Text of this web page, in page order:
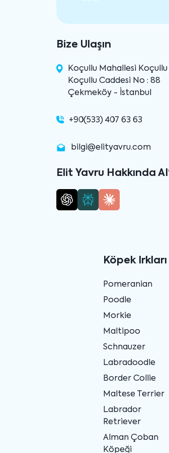
Köpek Irkları
Pomeranian
Poodle
Morkie
Maltipoo
Schnauzer
Labradoodle
Border Collie
Maltese Terrier
Labrador
Retriever
Alman Çoban
Köpeği
Bize Ulaşın
Koçullu Mahallesi Koçullu
Koçullu Caddesi No : 88
Çekmeköy - İstanbul
+90(533) 407 63 63
bilgi@elityavru.com
Elit Yavru Hakkında